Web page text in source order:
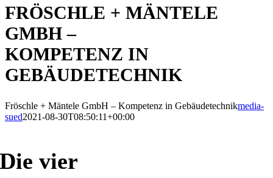
FRÖSCHLE + MÄNTELE
GMBH –
KOMPETENZ IN
GEBÄUDETECHNIK
Fröschle + Mäntele GmbH – Kompetenz in Gebäudetechnikmedia-
sued2021-08-30T08:50:11+00:00
Dievier